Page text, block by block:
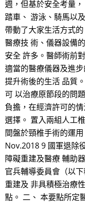
週，但基於安全考量
踏車、 游泳、騎馬以
帶動了大家生活方式
醫療技 術、儀器設備
安全 許多。醫師術前
適當的醫療儀器及進
提升術後的生活 品質
可 以治療原節段的問
負擔，在經濟許可的
選擇。 置入兩組人工
間盤於頸椎手術的運
Nov.2018 9 國軍退除
障礙重建及醫療 輔助
官兵輔導委員會（以
重建及 非具積極治療
點。 二、 本要點所定